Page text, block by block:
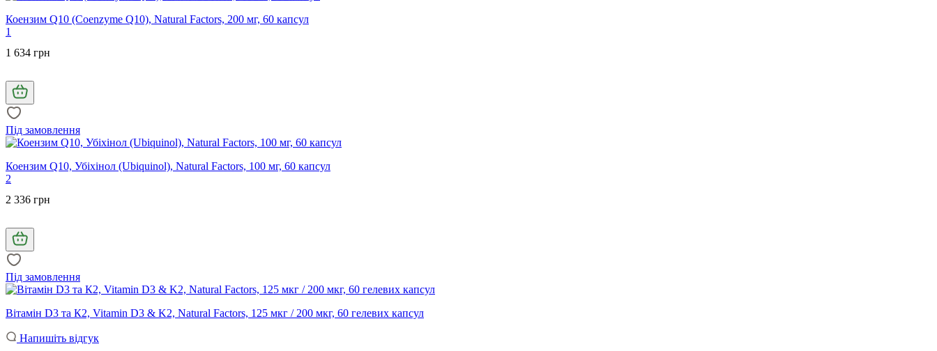
Коензим Q10 (Coenzyme Q10), Natural Factors, 200 мг, 60 капсул
1
1 634 грн
Під замовлення
Коензим Q10, Убіхінол (Ubiquinol), Natural Factors, 100 мг, 60 капсул
2
2 336 грн
Під замовлення
Вітамін D3 та К2, Vitamin D3 & K2, Natural Factors, 125 мкг / 200 мкг, 60 гелевих капсул
Напишіть відгук